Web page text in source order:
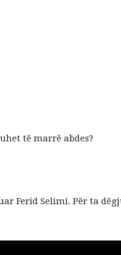
të marrë abdes?
Ferid Selimi. Për ta